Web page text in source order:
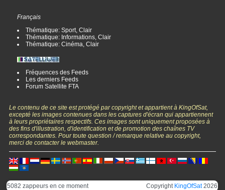
Français
Thématique: Sport, Clair
Thématique: Informations, Clair
Thématique: Cinéma, Clair
Fréquences des Feeds
Les derniers Feeds
Forum Satellite FTA
Le contenu de ce site est protégé par copyright et appartient à KingOfSat,
excepté les images contenues dans les captures d'écran qui appartiennent
à leurs propriétaires respectifs. Ces images sont uniquement proposées à
des fins d'illustration, d'identification et de promotion des chaînes TV
correspondantes. Pour toute question / remarque relative au copyright,
merci de contacter le webmaster.
5082 zappeurs en ce moment Copyright KingOfSat2026